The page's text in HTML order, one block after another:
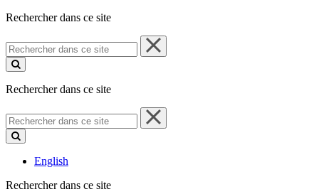
Rechercher dans ce site
Rechercher
dans
ce
Rechercher dans ce site
Rechercher
dans
ce
English
Rechercher dans ce site